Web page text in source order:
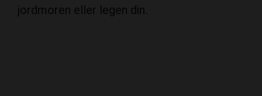
jordmoren eller legen din.